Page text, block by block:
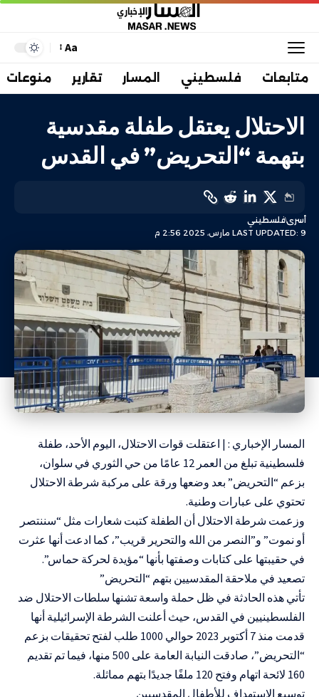
Aa
متابعات فلسطيني المسار تقارير منوعات
الاحتلال يعتقل طفلة مقدسية
بتهمة “التحريض” في القدس
LAST UPDATED: 9 مارس، 2025 2:56 م
أسرىفلسطيني
المسار الإخباري : | اعتقلت قوات الاحتلال، اليوم الأحد، طفلة
فلسطينية تبلغ من العمر 12 عامًا من حي الثوري في سلوان،
بزعم “التحريض” بعد وضعها ورقة على مركبة شرطة الاحتلال
تحتوي على عبارات وطنية.
وزعمت شرطة الاحتلال أن الطفلة كتبت شعارات مثل “سننتصر
أو نموت” و”النصر من الله والتحرير قريب”، كما ادعت أنها عثرت
في حقيبتها على كتابات وصفتها بأنها “مؤيدة لحركة حماس”.
تصعيد في ملاحقة المقدسيين بتهم “التحريض”
تأتي هذه الحادثة في ظل حملة واسعة تشنها سلطات الاحتلال ضد
الفلسطينيين في القدس، حيث أعلنت الشرطة الإسرائيلية أنها
قدمت منذ 7 أكتوبر 2023 حوالي 1000 طلب لفتح تحقيقات بزعم
“التحريض”، صادقت النيابة العامة على 500 منها، فيما تم تقديم
160 لائحة اتهام وفتح 120 ملفًا جديدًا بتهم مماثلة.
توسيع الاستهداف للأطفال المقدسيين